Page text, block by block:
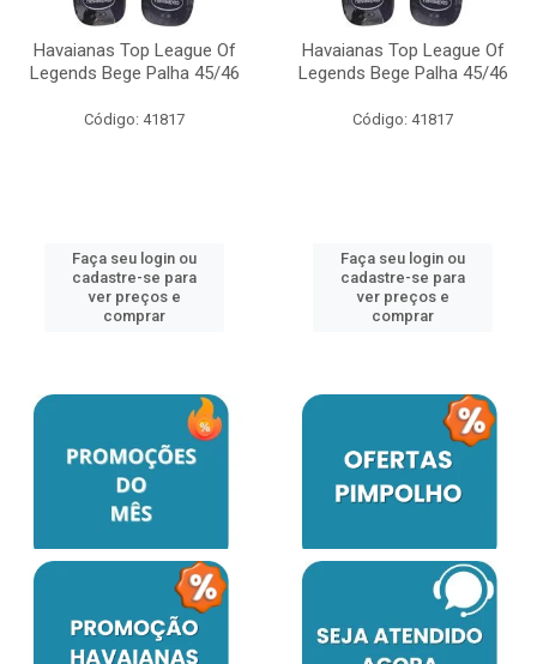
Havaianas Top League Of
Legends Bege Palha 45/46
Código: 41817
Faça seu login ou
cadastre-se para
ver preços e
comprar
Havaianas Top League Of
Legends Bege Palha 45/46
Código: 41817
Faça seu login ou
cadastre-se para
ver preços e
comprar